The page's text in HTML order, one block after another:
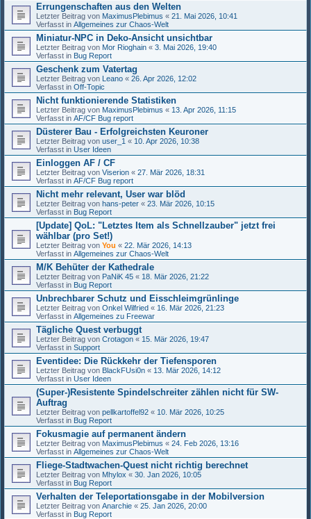
Errungenschaften aus den Welten
Letzter Beitrag von MaximusPlebimus « 21. Mai 2026, 10:41
Verfasst in Allgemeines zur Chaos-Welt
Miniatur-NPC in Deko-Ansicht unsichtbar
Letzter Beitrag von Mor Rioghain « 3. Mai 2026, 19:40
Verfasst in Bug Report
Geschenk zum Vatertag
Letzter Beitrag von Leano « 26. Apr 2026, 12:02
Verfasst in Off-Topic
Nicht funktionierende Statistiken
Letzter Beitrag von MaximusPlebimus « 13. Apr 2026, 11:15
Verfasst in AF/CF Bug report
Düsterer Bau - Erfolgreichsten Keuroner
Letzter Beitrag von user_1 « 10. Apr 2026, 10:38
Verfasst in User Ideen
Einloggen AF / CF
Letzter Beitrag von Viserion « 27. Mär 2026, 18:31
Verfasst in AF/CF Bug report
Nicht mehr relevant, User war blöd
Letzter Beitrag von hans-peter « 23. Mär 2026, 10:15
Verfasst in Bug Report
[Update] QoL: "Letztes Item als Schnellzauber" jetzt frei
wählbar (pro Set!)
Letzter Beitrag von You « 22. Mär 2026, 14:13
Verfasst in Allgemeines zur Chaos-Welt
M/K Behüter der Kathedrale
Letzter Beitrag von PaNiK 45 « 18. Mär 2026, 21:22
Verfasst in Bug Report
Unbrechbarer Schutz und Eisschleimgrünlinge
Letzter Beitrag von Onkel Wilfried « 16. Mär 2026, 21:23
Verfasst in Allgemeines zu Freewar
Tägliche Quest verbuggt
Letzter Beitrag von Crotagon « 15. Mär 2026, 19:47
Verfasst in Support
Eventidee: Die Rückkehr der Tiefensporen
Letzter Beitrag von BlackFUsi0n « 13. Mär 2026, 14:12
Verfasst in User Ideen
(Super-)Resistente Spindelschreiter zählen nicht für SW-
Auftrag
Letzter Beitrag von pellkartoffel92 « 10. Mär 2026, 10:25
Verfasst in Bug Report
Fokusmagie auf permanent ändern
Letzter Beitrag von MaximusPlebimus « 24. Feb 2026, 13:16
Verfasst in Allgemeines zur Chaos-Welt
Fliege-Stadtwachen-Quest nicht richtig berechnet
Letzter Beitrag von Mhylox « 30. Jan 2026, 10:05
Verfasst in Bug Report
Verhalten der Teleportationsgabe in der Mobilversion
Letzter Beitrag von Anarchie « 25. Jan 2026, 20:00
Verfasst in Bug Report